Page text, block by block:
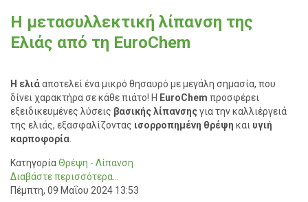
Η μετασυλλεκτική λίπανση της
Ελιάς από τη EuroChem
Η ελιάαποτελεί ένα μικρό θησαυρό με μεγάλη σημασία, που
δίνει χαρακτήρα σε κάθε πιάτο! Η EuroChem προσφέρει
εξειδικευμένες λύσεις βασικής λίπανσηςγια την καλλιέργειά
της ελιάς, εξασφαλίζοντας ισορροπημένη θρέψη και υγιή
καρποφορία
ΚατηγορίαΘρέψη - Λίπανση
Διαβάστε περισσότερα...
Πέμπτη, 09 Μαΐου 2024 13:53